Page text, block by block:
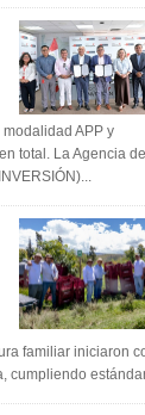
APP y
total. La Agencia de
familiar iniciaron
cumpliendo